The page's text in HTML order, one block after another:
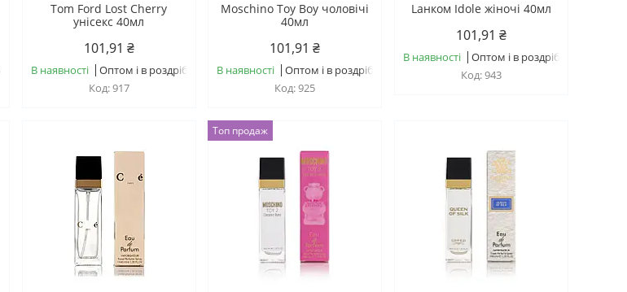
Tom Ford Lost Cherry
унісекс 40мл
101,91 ₴
В наявності
Оптом і в роздріб
917
Moschino Toy Boy чоловічі
40мл
101,91 ₴
В наявності
Оптом і в роздріб
925
Lанком Idole жіночі 40мл
101,91 ₴
В наявності
Оптом і в роздріб
943
Топ продаж